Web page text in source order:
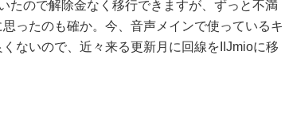
たので解除金なく移行できますが、ずっと不満
ったのも確か。今、音声メインで使っているキ
ないので、近々来る更新月に回線をIIJmioに移